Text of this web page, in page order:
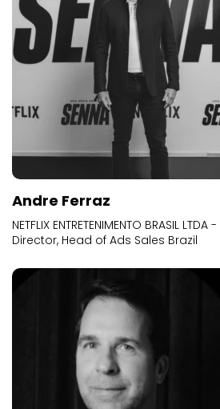
Andre Ferraz
NETFLIX ENTRETENIMENTO BRASIL LTDA -
Director, Head of Ads Sales Brazil